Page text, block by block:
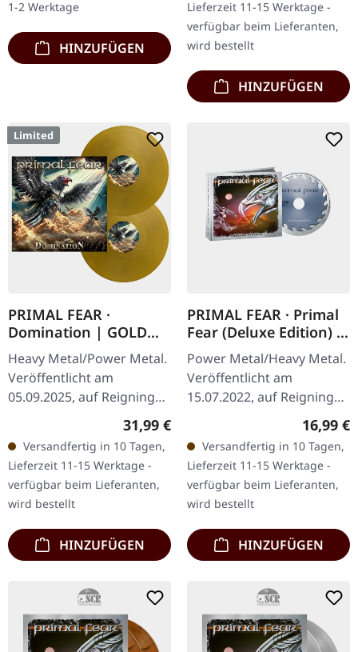
FEAR…
1-2 Werktage
HINZUFÜGEN
Will…
Lieferzeit 11-15 Werktage -
verfügbar beim Lieferanten,
wird bestellt
HINZUFÜGEN
Limited
PRIMAL FEAR ·
Domination | GOLD
2LP
Heavy Metal/Power Metal.
Veröffentlicht am
05.09.2025, auf Reigning
Phoenix Music. Goldenes
Doppel-Vinyl im Gatefold-
Cover inklusive Bonus-
Track.…
Regulärer Preis:
31,99 €
Versandfertig in 10 Tagen,
Lieferzeit 11-15 Werktage -
verfügbar beim Lieferanten,
wird bestellt
HINZUFÜGEN
PRIMAL FEAR · Primal
Fear (Deluxe Edition) |
DIGIPAK CD
Power Metal/Heavy Metal.
Veröffentlicht am
15.07.2022, auf Reigning
Phoenix Music. CD im
Digipak. Primal Fear
kehren mit ihrer
selbstbetitelten…
16,99 €
Versandfertig in 10 Tagen,
Lieferzeit 11-15 Werktage -
verfügbar beim Lieferanten,
wird bestellt
HINZUFÜGEN